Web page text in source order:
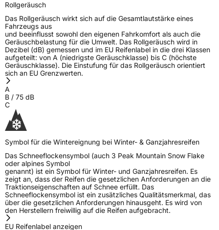
Rollgeräusch
Das Rollgeräusch wirkt sich auf die Gesamtlautstärke eines
Fahrzeugs aus
und beeinflusst sowohl den eigenen Fahrkomfort als auch die
Geräuschbelastung für die Umwelt. Das Rollgeräusch wird in
Dezibel (dB) gemessen und im EU Reifenlabel in die drei Klassen
aufgeteilt: von A (niedrigste Geräuschklasse) bis C (höchste
Geräuschklasse). Die Einstufung für das Rollgeräusch orientiert
sich an EU Grenzwerten.
A
B / 75 dB
C
Symbol für die Wintereignung bei Winter- & Ganzjahresreifen
Das Schneeflockensymbol (auch 3 Peak Mountain Snow Flake
oder alpines Symbol
genannt) ist ein Symbol für Winter- und Ganzjahresreifen. Es
zeigt an, dass der Reifen die gesetzlichen Anforderungen an die
Traktionseigenschaften auf Schnee erfüllt. Das
Schneeflockensymbol ist ein zusätzliches Qualitätsmerkmal, das
über die gesetzlichen Anforderungen hinausgeht. Es wird von
den Herstellern freiwillig auf die Reifen aufgebracht.
EU Reifenlabel anzeigen